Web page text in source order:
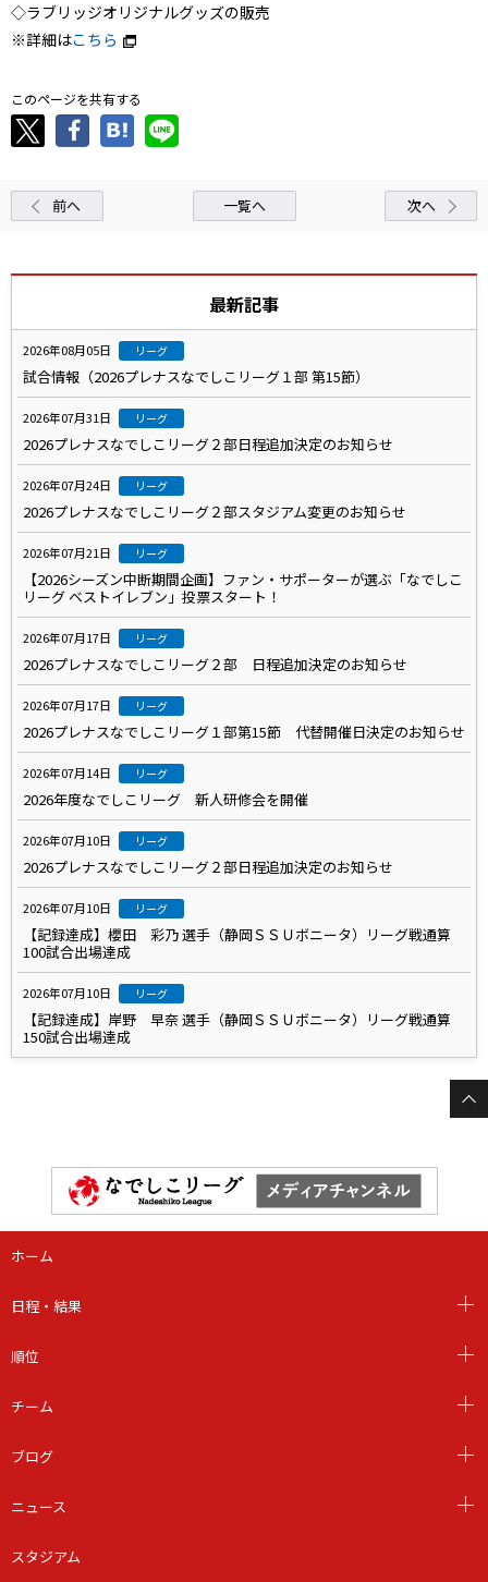
◇ラブリッジオリジナルグッズの販売
※詳細はこちら
このページを共有する
前へ 一覧へ 次へ
最新記事
2026年08月05日 リーグ
試合情報（2026プレナスなでしこリーグ１部 第15節）
2026年07月31日 リーグ
2026プレナスなでしこリーグ２部日程追加決定のお知らせ
2026年07月24日 リーグ
2026プレナスなでしこリーグ２部スタジアム変更のお知らせ
2026年07月21日 リーグ
【2026シーズン中断期間企画】ファン・サポーターが選ぶ「なでしこ
リーグ ベストイレブン」投票スタート！
2026年07月17日 リーグ
2026プレナスなでしこリーグ２部 日程追加決定のお知らせ
2026年07月17日 リーグ
2026プレナスなでしこリーグ１部第15節 代替開催日決定のお知らせ
2026年07月14日 リーグ
2026年度なでしこリーグ 新人研修会を開催
2026年07月10日 リーグ
2026プレナスなでしこリーグ２部日程追加決定のお知らせ
2026年07月10日 リーグ
【記録達成】櫻田 彩乃 選手（静岡ＳＳＵボニータ）リーグ戦通算
100試合出場達成
2026年07月10日 リーグ
【記録達成】岸野 早奈 選手（静岡ＳＳＵボニータ）リーグ戦通算
150試合出場達成
ホーム
日程・結果
順位
チーム
ブログ
ニュース
スタジアム